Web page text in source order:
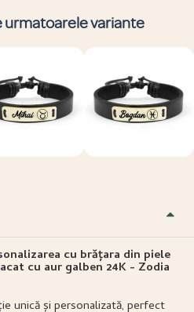
urmatoarele variante
cu brățara din piele
cu aur galben 24K - Zodia
unică și personalizată, perfect